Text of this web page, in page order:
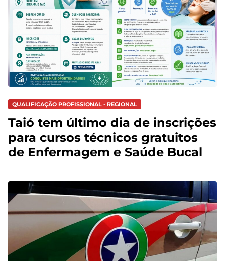
QUALIFICAÇÃO PROFISSIONAL - REGIONAL
Taió tem último dia de inscrições
para cursos técnicos gratuitos
de Enfermagem e Saúde Bucal